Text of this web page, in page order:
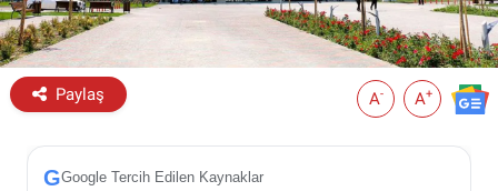
Paylaş A- A+
GGoogle Tercih Edilen Kaynaklar
Eskişehir Otobüs Saatleri